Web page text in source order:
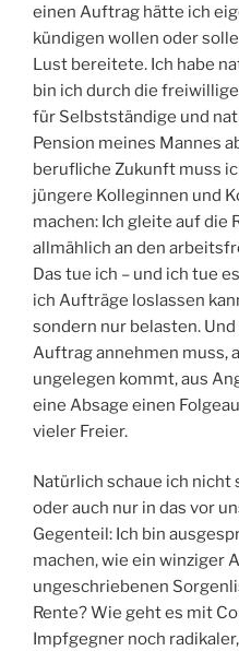
einen Auftrag hätte ich
kündigen wollen oder
Lust bereitete. Ich habe
bin ich durch die
für Selbstständige und
Pension meines Mannes
berufliche Zukunft muss
jüngere Kolleginnen und
machen: Ich gleite auf die
allmählich an den
Das tue ich – und ich tue
ich Aufträge loslassen
sondern nur belasten.
Auftrag annehmen muss,
ungelegen kommt, aus
eine Absage einen
vieler Freier.
Natürlich schaue ich
oder auch nur in das vor
Gegenteil: Ich bin
machen, wie ein winziger
ungeschriebenen
Rente? Wie geht es mit
Impfgegner noch